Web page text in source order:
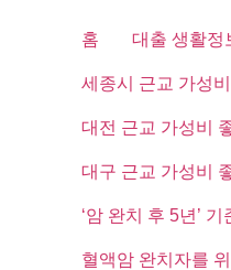
홈 대출 생활정
세종시 근교 가성
대전 근교 가성비
대구 근교 가성비
‘암 완치 후 5년’
혈액암 완치자를